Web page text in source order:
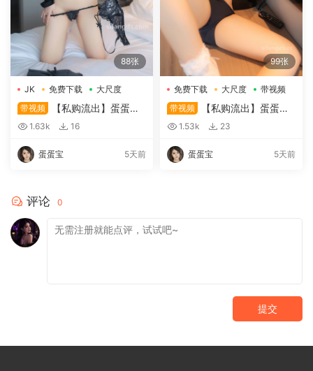
88张
JK 免费下载
大尺度
带视频
【私购流出】蛋蛋宝
《私购流出》（8870）
1.63k 16
蛋蛋宝 5天前
99张
免费下载 大尺度
带视频
带视频
【私购流出】蛋蛋宝
《私购流出》（8782）
1.53k 23
蛋蛋宝 5天前
评论 0
提交